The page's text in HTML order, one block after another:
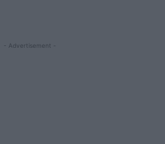
- Advertisement -